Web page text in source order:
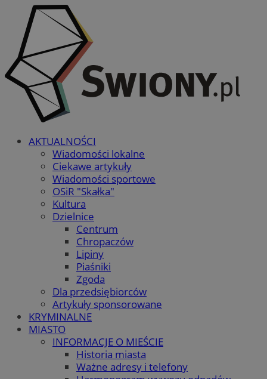
AKTUALNOŚCI
Wiadomości lokalne
Ciekawe artykuły
Wiadomości sportowe
OSiR "Skałka"
Kultura
Dzielnice
Centrum
Chropaczów
Lipiny
Piaśniki
Zgoda
Dla przedsiębiorców
Artykuły sponsorowane
KRYMINALNE
MIASTO
INFORMACJE O MIEŚCIE
Historia miasta
Ważne adresy i telefony